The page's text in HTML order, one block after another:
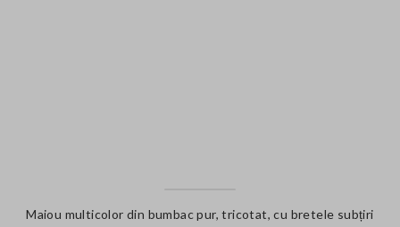
Maiou multicolor din bumbac pur, tricotat, cu bretele subțiri